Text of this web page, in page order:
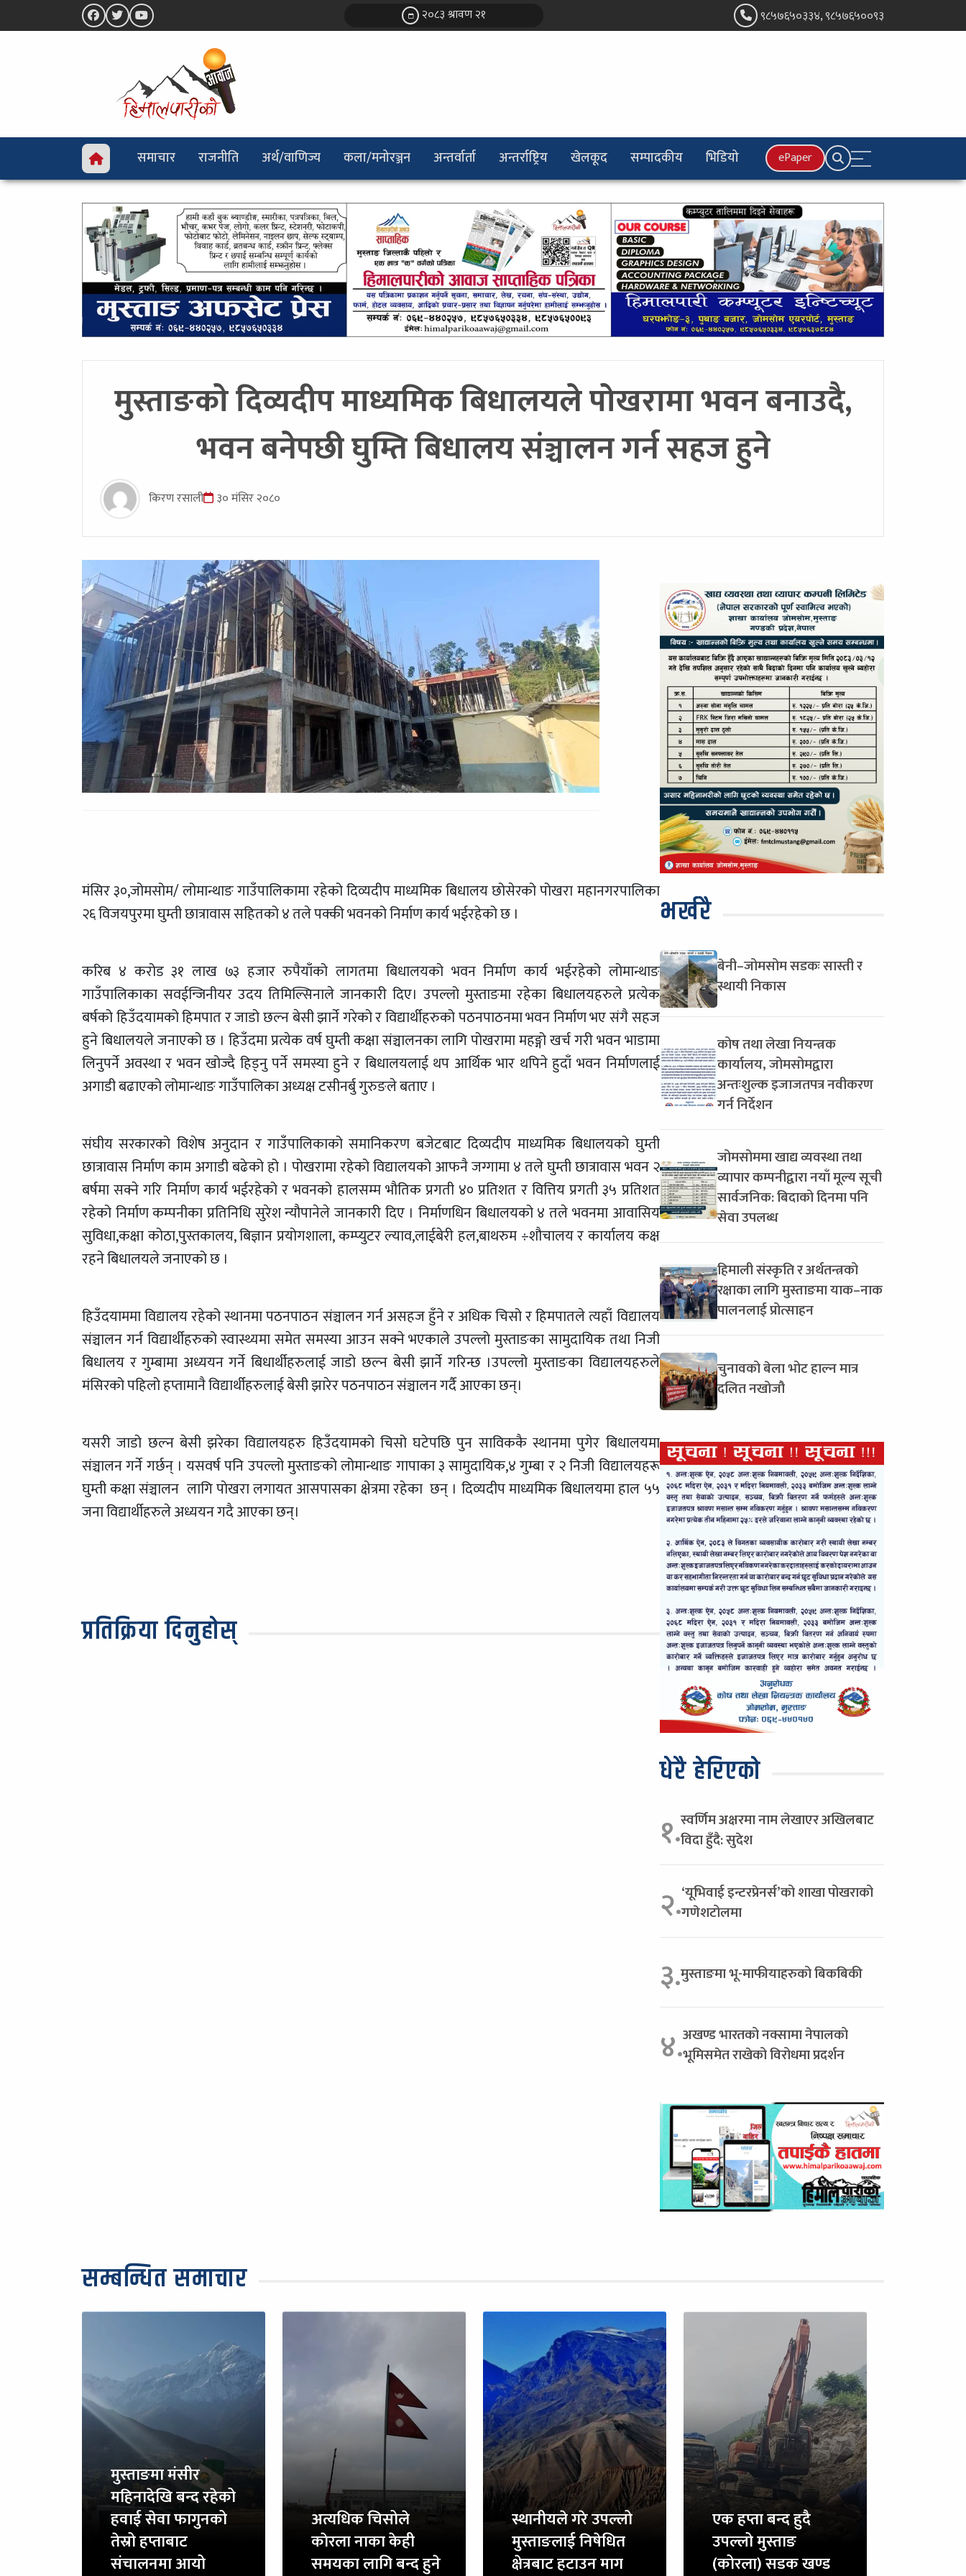
२०८३ श्रावण २१ ९८५७६५०३३४, ९८५७६५००९३
समाचार राजनीति अर्थ/वाणिज्य कला/मनोरञ्जन अन्तर्वार्ता अन्तर्राष्ट्रिय खेलकूद सम्पादकीय भिडियो ePaper
मुस्ताङकाे दिव्यदीप माध्यमिक बिधालयले पोखरामा भवन बनाउदै,
भवन बनेपछी घुम्ति बिधालय संञ्चालन गर्न सहज हुने
किरण रसाली ३० मंसिर २०८०
मंसिर ३०,जोमसोम/ लोमान्थाङ गाउँपालिकामा रहेको दिव्यदीप माध्यमिक बिधालय छोसेरको पोखरा महानगरपालिका
२६ विजयपुरमा घुम्ती छात्रावास सहितको ४ तले पक्की भवनको निर्माण कार्य भईरहेको छ ।
करिब ४ करोड ३१ लाख ७३ हजार रुपैयाँको लागतमा बिधालयको भवन निर्माण कार्य भईरहेको लोमान्थाङ
गाउँपालिकाका सवईन्जिनीयर उदय तिमिल्सिनाले जानकारी दिए। उपल्लो मुस्ताङमा रहेका बिधालयहरुले प्रत्येक
बर्षको हिउँदयामको हिमपात र जाडो छल्न बेसी झार्ने गरेको र विद्यार्थीहरुको पठनपाठनमा भवन निर्माण भए संगै सहज
हुने बिधालयले जनाएको छ । हिउँदमा प्रत्येक वर्ष घुम्ती कक्षा संञ्चालनका लागि पोखरामा महङ्गो खर्च गरी भवन भाडामा
लिनुपर्ने अवस्था र भवन खोज्दै हिड्नु पर्ने समस्या हुने र बिधालयलाई थप आर्थिक भार थपिने हुदाँ भवन निर्माणलाई
अगाडी बढाएको लोमान्थाङ गाउँपालिका अध्यक्ष टसीनर्बु गुरुङले बताए ।
संघीय सरकारको विशेष अनुदान र गाउँपालिकाको समानिकरण बजेटबाट दिव्यदीप माध्यमिक बिधालयको घुम्ती
छात्रावास निर्माण काम अगाडी बढेको हो । पोखरामा रहेको विद्यालयको आफनै जग्गामा ४ तले घुम्ती छात्रावास भवन २
बर्षमा सक्ने गरि निर्माण कार्य भईरहेको र भवनकाे हालसम्म भौतिक प्रगती ४० प्रतिशत र वित्तिय प्रगती ३५ प्रतिशत
रहेको निर्माण कम्पनीका प्रतिनिधि सुरेश न्यौपानेले जानकारी दिए । निर्माणधिन बिधालयको ४ तले भवनमा आवासिय
सुविधा,कक्षा कोठा,पुस्तकालय, बिज्ञान प्रयोगशाला, कम्प्युटर ल्याव,लाईबेरी हल,बाथरुम ÷शौचालय र कार्यालय कक्ष
रहने बिधालयले जनाएको छ ।
हिउँदयाममा विद्यालय रहेको स्थानमा पठनपाठन संञ्चालन गर्न असहज हुँने र अधिक चिसो र हिमपातले त्यहाँ विद्यालय
संञ्चालन गर्न विद्यार्थीहरुको स्वास्थ्यमा समेत समस्या आउन सक्ने भएकाले उपल्लो मुस्ताङका सामुदायिक तथा निजी
बिधालय र गुम्बामा अध्ययन गर्ने बिधार्थीहरुलाई जाडो छल्न बेसी झार्ने गरिन्छ ।उपल्लो मुस्ताङका विद्यालयहरुले
मंसिरको पहिलो हप्तामानै विद्यार्थीहरुलाई बेसी झारेर पठनपाठन संञ्चालन गर्दै आएका छन्।
यसरी जाडो छल्न बेसी झरेका विद्यालयहरु हिउँदयामको चिसो घटेपछि पुन साविककै स्थानमा पुगेर बिधालयमा
संञ्चालन गर्ने गर्छन् । यसवर्ष पनि उपल्लो मुस्ताङको लोमान्थाङ गापाका ३ सामुदायिक,४ गुम्बा र २ निजी विद्यालयहरू
घुम्ती कक्षा संञ्चालन लागि पाेखरा लगायत आसपासका क्षेत्रमा रहेका छन् । दिव्यदीप माध्यमिक बिधालयमा हाल ५५
जना विद्यार्थीहरुले अध्ययन गदै आएका छन्।
प्रतिक्रिया दिनुहोस्
भर्खरै
बेनी–जोमसोम सडकः सास्ती र
स्थायी निकास
कोष तथा लेखा नियन्त्रक
कार्यालय, जोमसोमद्वारा
अन्तःशुल्क इजाजतपत्र नवीकरण
गर्न निर्देशन
जोमसोममा खाद्य व्यवस्था तथा
व्यापार कम्पनीद्वारा नयाँ मूल्य सूची
सार्वजनिक: बिदाको दिनमा पनि
सेवा उपलब्ध
हिमाली संस्कृति र अर्थतन्त्रको
रक्षाका लागि मुस्ताङमा याक–नाक
पालनलाई प्रोत्साहन
चुनावको बेला भोट हाल्न मात्र
दलित नखोजौ
धेरै हेरिएको
१.स्वर्णिम अक्षरमा नाम लेखाएर अखिलबाट
विदा हुँदै: सुदेश
२.‘यूभिवाई इन्टरप्रेनर्स’को शाखा पोखराको
गणेशटोलमा
३.मुस्ताङमा भू-माफीयाहरुको बिकबिकी
४.अखण्ड भारतको नक्सामा नेपालको
भूमिसमेत राखेको विरोधमा प्रदर्शन
सम्बन्धित समाचार
मुस्ताङमा मंसीर
महिनादेखि बन्द रहेको
हवाई सेवा फागुनको
तेस्रो हप्ताबाट
संचालनमा आयो
अत्यधिक चिसोले
काेरला नाका केही
समयका लागि बन्द हुने
स्थानीयले गरे उपल्लो
मुस्ताङलाई निषेधित
क्षेत्रबाट हटाउन माग
एक हप्ता बन्द हुदै
उपल्लो मुस्ताङ
(कोरला) सडक खण्ड